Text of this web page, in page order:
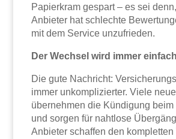
Papierkram gespart – es sei
Anbieter hat schlechte
mit dem Service unzufrieden.
Der Wechsel wird immer
Die gute Nachricht:
immer unkomplizierter. Viele
übernehmen die Kündigung
und sorgen für nahtlose
Anbieter schaffen den